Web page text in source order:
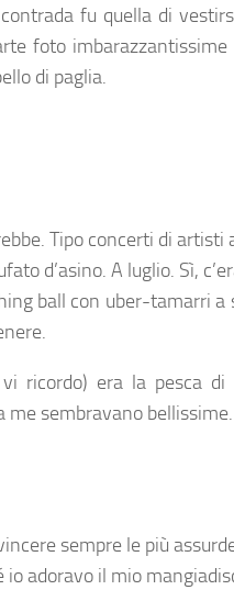
fu quella di
foto
di paglia.
Tipo concerti di
d’asino. A luglio. Sì,
ball con uber-tamarri
ricordo) era la pesca
me sembravano
sempre le più
adoravo il mio